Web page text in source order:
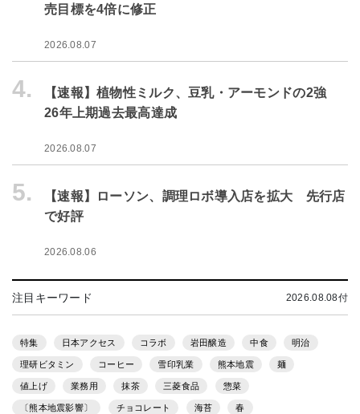
売目標を4倍に修正
2026.08.07
4.
【速報】植物性ミルク、豆乳・アーモンドの2強
26年上期過去最高達成
2026.08.07
5.
【速報】ローソン、調理ロボ導入店を拡大 先行店
で好評
2026.08.06
注目キーワード 2026.08.08付
特集 日本アクセス コラボ 岩田醸造 中食 明治
理研ビタミン コーヒー 雪印乳業 熊本地震 麺
値上げ 業務用 抹茶 三菱食品 惣菜
〔熊本地震影響〕 チョコレート 海苔 春